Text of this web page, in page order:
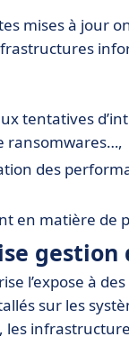
mises à jour
tentatives
ransomwares…,
des
en matière de
l’expose à
sur les